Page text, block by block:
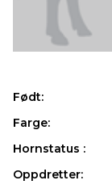
Født:
Farge:
Hornstatus :
Oppdretter: